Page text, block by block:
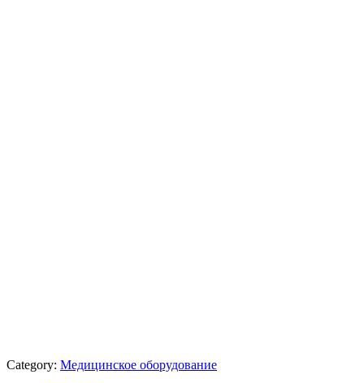
Category: Медицинское оборудование